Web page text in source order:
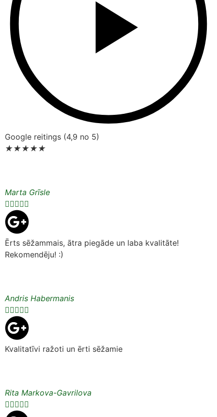
Google reitings (4,9 no 5)
★★★★★
Marta Grīsle

Ērts sēžammais, ātra piegāde un laba kvalitāte!
Rekomendēju! :)
Andris Habermanis

Kvalitatīvi ražoti un ērti sēžamie
Rita Markova-Gavrilova
